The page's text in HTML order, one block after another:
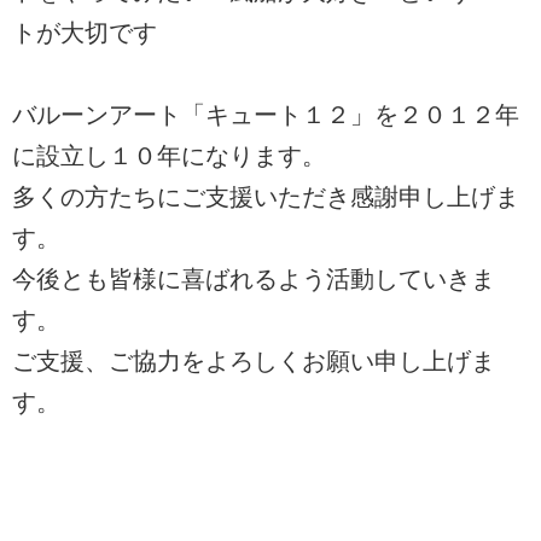
トが大切です
バルーンアート「キュート１２」を２０１２年
に設立し１０年になります。
多くの方たちにご支援いただき感謝申し上げま
す。
今後とも皆様に喜ばれるよう活動していきま
す。
ご支援、ご協力をよろしくお願い申し上げま
す。